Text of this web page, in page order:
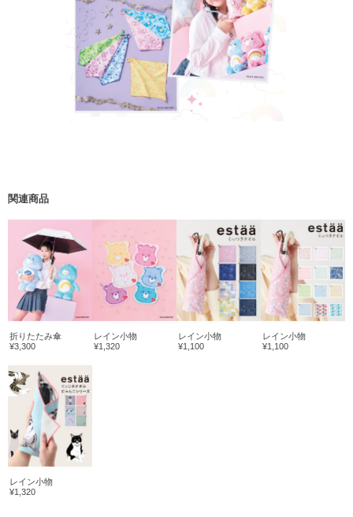
関連商品
折りたたみ傘
¥3,300
レイン小物
¥1,320
レイン小物
¥1,100
レイン小物
¥1,100
レイン小物
¥1,320